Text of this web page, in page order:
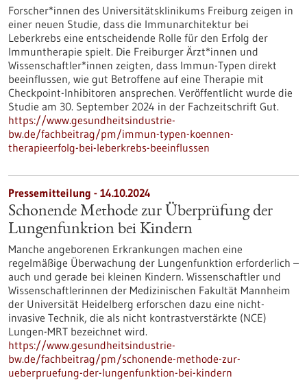
Forscher*innen des Universitätsklinikums Freiburg zeigen in
einer neuen Studie, dass die Immunarchitektur bei
Leberkrebs eine entscheidende Rolle für den Erfolg der
Immuntherapie spielt. Die Freiburger Ärzt*innen und
Wissenschaftler*innen zeigten, dass Immun-Typen direkt
beeinflussen, wie gut Betroffene auf eine Therapie mit
Checkpoint-Inhibitoren ansprechen. Veröffentlicht wurde die
Studie am 30. September 2024 in der Fachzeitschrift Gut.
https://www.gesundheitsindustrie-
bw.de/fachbeitrag/pm/immun-typen-koennen-
therapieerfolg-bei-leberkrebs-beeinflussen
Pressemitteilung - 14.10.2024
Schonende Methode zur Überprüfung der
Lungenfunktion bei Kindern
Manche angeborenen Erkrankungen machen eine
regelmäßige Überwachung der Lungenfunktion erforderlich –
auch und gerade bei kleinen Kindern. Wissenschaftler und
Wissenschaftlerinnen der Medizinischen Fakultät Mannheim
der Universität Heidelberg erforschen dazu eine nicht-
invasive Technik, die als nicht kontrastverstärkte (NCE)
Lungen-MRT bezeichnet wird.
https://www.gesundheitsindustrie-
bw.de/fachbeitrag/pm/schonende-methode-zur-
ueberpruefung-der-lungenfunktion-bei-kindern